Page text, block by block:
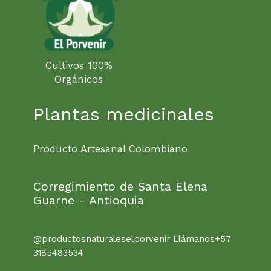
Cultivos 100%
Orgánicos
Plantas medicinales
Producto Artesanal Colombiano
Corregimiento de Santa Elena
Guarne - Antioquia
@productosnaturaleselporvenir Llámanos+57
3185483534